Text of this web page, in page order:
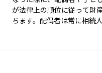
設けられており、これらを
税負担を抑えることが可能
は以下のようなものがあります。 - 生命
が法律上の順位に従って財
ちます。配偶者は常に相続
控除額の計算や遺産分割の